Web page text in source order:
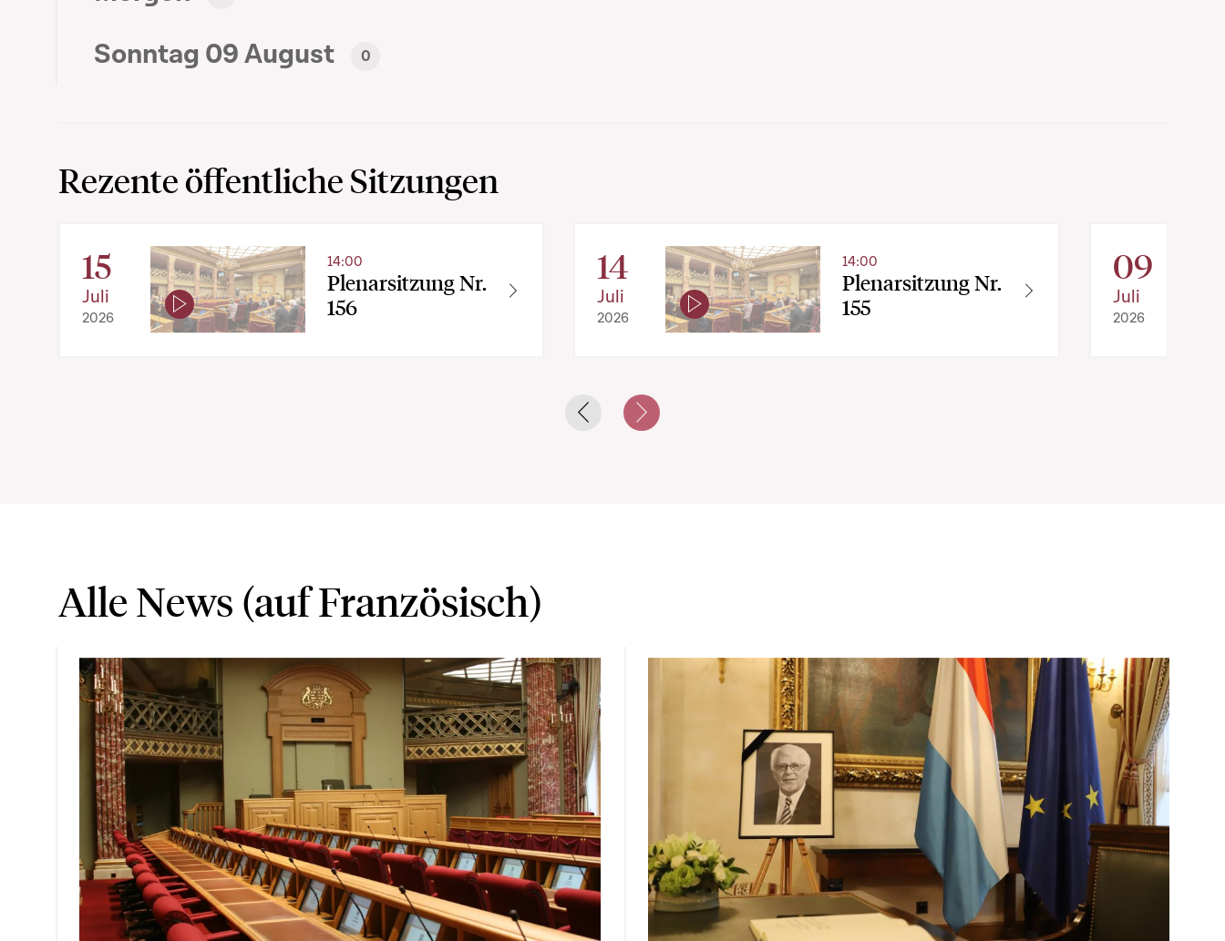
Sonntag 09 August 0
Rezente öffentliche Sitzungen
15
Juli
2026
Plenarsitzung Nr.
156
14:00 14
Juli
2026
Plenarsitzung Nr.
155
14:00 09
Juli
2026
Previous slide
Next slide
Alle News (auf Französisch)